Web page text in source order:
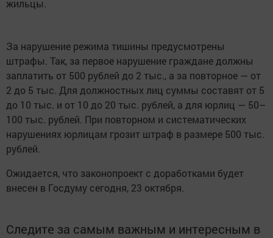
жильцы.
За нарушение режима тишины предусмотрены
штрафы. Так, за первое нарушение граждане должны
заплатить от 500 рублей до 2 тыс., а за повторное — от
2 до 5 тыс. Для должностных лиц суммы составят от 5
до 10 тыс. и от 10 до 20 тыс. рублей, а для юрлиц — 50–
100 тыс. рублей. При повторном и систематических
нарушениях юрлицам грозит штраф в размере 500 тыс.
рублей.
Ожидается, что законопроект с доработками будет
внесен в Госдуму сегодня, 23 октября.
Следите за самым важным и интересным в